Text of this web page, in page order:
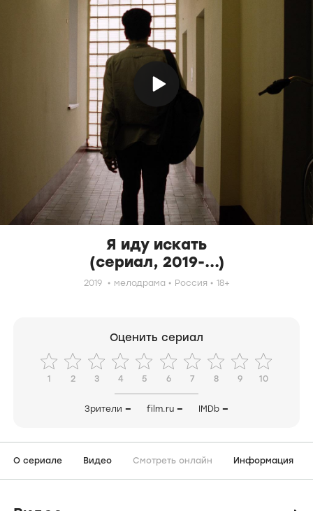
Я иду искать
(сериал, 2019-...)
2019 мелодрама Россия 18+
Оценить сериал
1 2 3 4 5 6 7 8 9 10
Зрители — film.ru — IMDb —
О сериале Видео Смотреть онлайн Информация